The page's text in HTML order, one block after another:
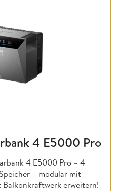
4 E5000 Pro
4 E5000 Pro – 4
– modular mit
erweitern!